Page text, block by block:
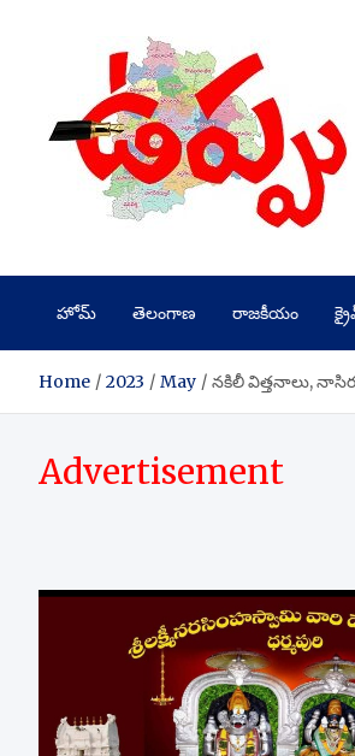
హోమ్ తెలంగాణ రాజకీయం
Home 2023 May నకిలీ విత్తనాలు,
Advertisement